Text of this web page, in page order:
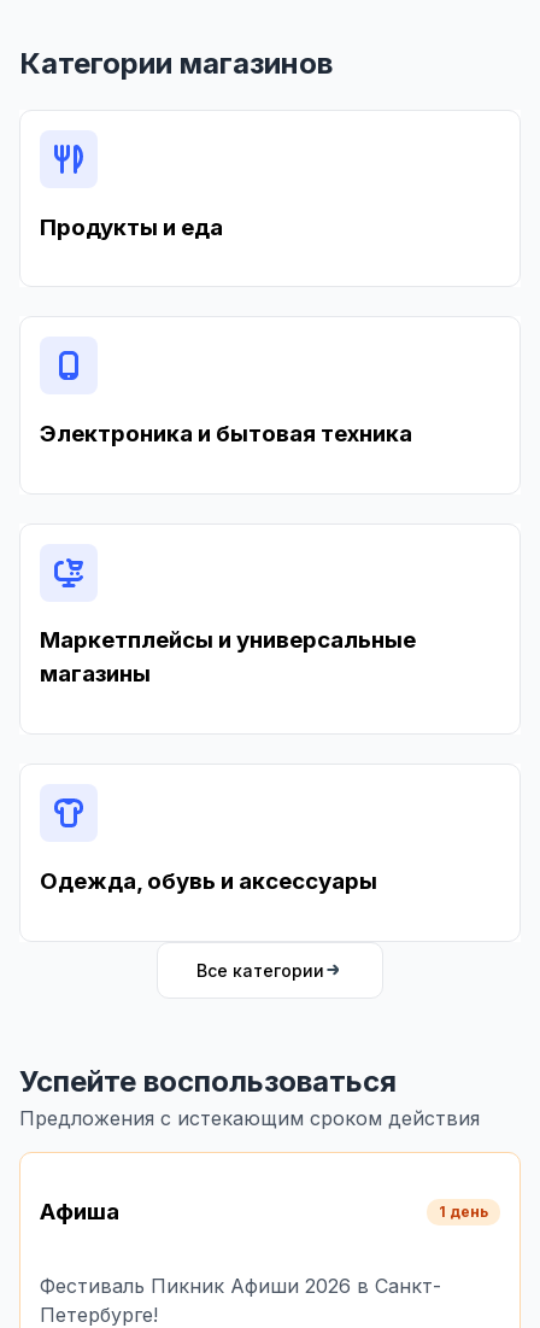
Категории магазинов
Продукты и еда
Электроника и бытовая техника
Маркетплейсы и универсальные
магазины
Одежда, обувь и аксессуары
Все категории
Успейте воспользоваться
Предложения с истекающим сроком действия
Афиша 1 день
Фестиваль Пикник Афиши 2026 в Санкт-
Петербурге!